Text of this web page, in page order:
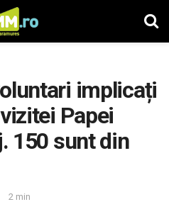
implicați
Papei
150 sunt din
2 min